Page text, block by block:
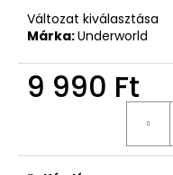
Változat kiválasztása
Márka:Underworld
9 990 Ft